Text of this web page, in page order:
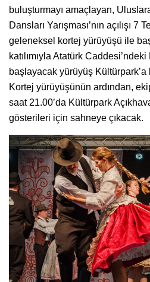
buluşturmayı amaçlayan,
Dansları Yarışması’nın açılışı 7
geleneksel kortej yürüyüşü ile
katılımıyla Atatürk
başlayacak yürüyüş
Kortej yürüyüşünün ardından,
saat 21.00’da Kültürpark
gösterileri için sahneye çıkacak.